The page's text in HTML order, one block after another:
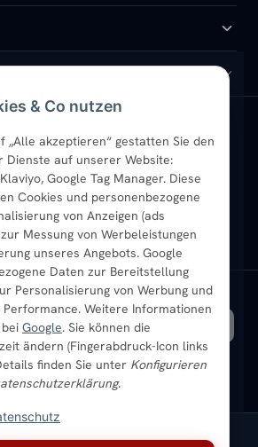
& Co nutzen
„Alle akzeptieren“ gestatten Sie den
Dienste auf unserer Website:
Google Tag Manager. Diese
Cookies und personenbezogene
von Anzeigen (ads
Messung von Werbeleistungen
unseres Angebots. Google
Daten zur Bereitstellung
Personalisierung von Werbung und
Weitere Informationen
Google. Sie können die
ändern (Fingerabdruck-Icon links
finden Sie unter Konfigurieren
.
Jüchen
Handtuchheizkörper
Vertikal-Heizkörper
Heizkörper Badheizkörper Schwarz
Heizkörper-ZubehörAktuelle Angebote
VERSAND MIT